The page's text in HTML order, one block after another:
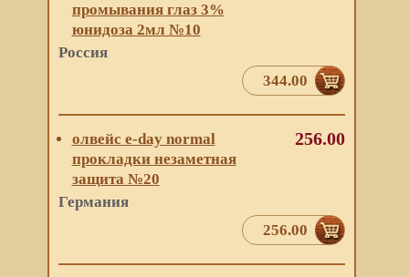
промывания глаз 3%
юнидоза 2мл №10
Россия
344.00
олвейс e-day normal
прокладки незаметная
защита №20
Германия
256.00
256.00